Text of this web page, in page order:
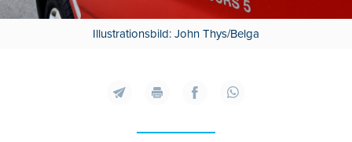
Illustrationsbild: John Thys/Belga